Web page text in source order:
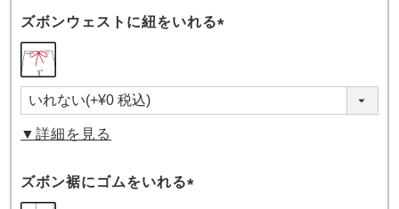
ズボンウェストに紐をいれる
▼詳細を見る
ズボン裾にゴムをいれる